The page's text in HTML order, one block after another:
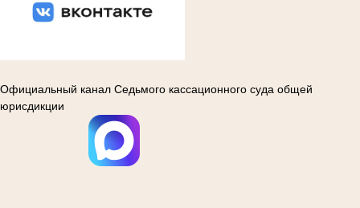
Официальный канал Седьмого кассационного суда общей
юрисдикции